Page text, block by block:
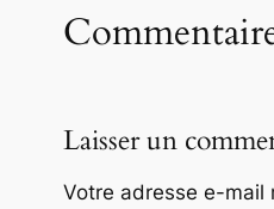
Laisser un
Votre adresse e-mail